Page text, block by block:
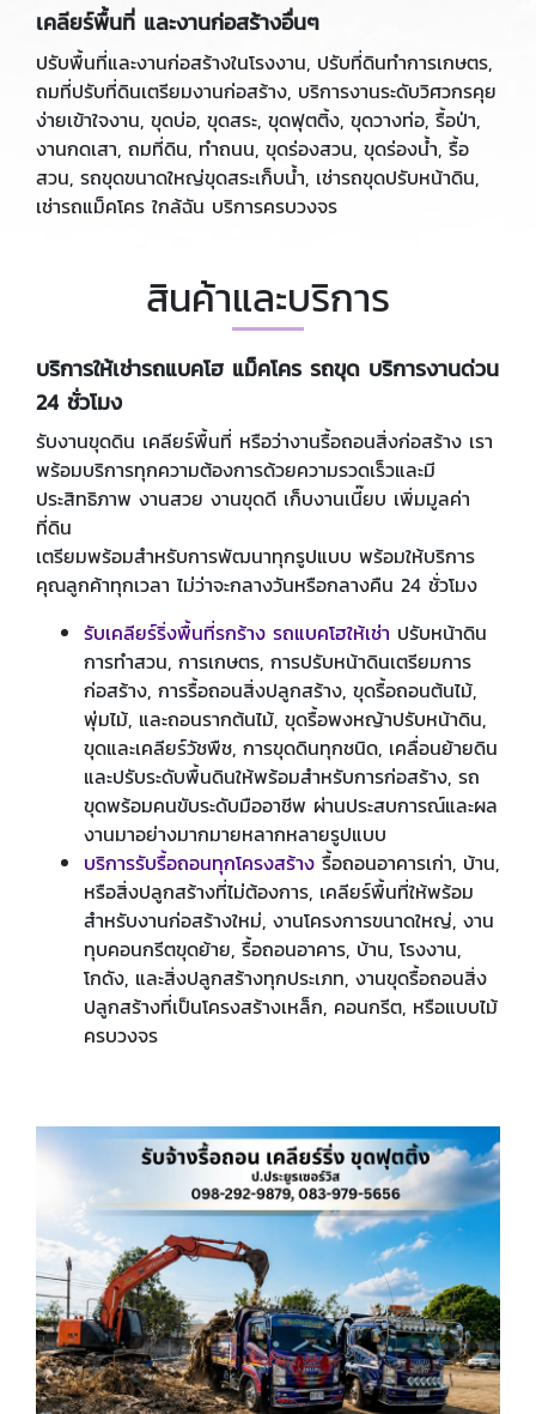
เคลียร์พื้นที่ และงานก่อสร้างอื่นๆ
ปรับพื้นที่และงานก่อสร้างในโรงงาน, ปรับที่ดินทำการเกษตร,
ถมที่ปรับที่ดินเตรียมงานก่อสร้าง, บริการงานระดับวิศวกรคุย
ง่ายเข้าใจงาน, ขุดบ่อ, ขุดสระ, ขุดฟุตติ้ง, ขุดวางท่อ, รื้อป่า,
งานกดเสา, ถมที่ดิน, ทำถนน, ขุดร่องสวน, ขุดร่องน้ำ, รื้อ
สวน, รถขุดขนาดใหญ่ขุดสระเก็บน้ำ, เช่ารถขุดปรับหน้าดิน,
เช่ารถแม็คโคร ใกล้ฉัน บริการครบวงจร
สินค้าและบริการ
บริการให้เช่ารถแบคโฮ แม็คโคร รถขุด บริการงานด่วน
24 ชั่วโมง
รับงานขุดดิน เคลียร์พื้นที่ หรือว่างานรื้อถอนสิ่งก่อสร้าง เรา
พร้อมบริการทุกความต้องการด้วยความรวดเร็วและมี
ประสิทธิภาพ งานสวย งานขุดดี เก็บงานเนี๊ยบ เพิ่มมูลค่า
ที่ดิน
เตรียมพร้อมสำหรับการพัฒนาทุกรูปแบบ พร้อมให้บริการ
คุณลูกค้าทุกเวลา ไม่ว่าจะกลางวันหรือกลางคืน 24 ชั่วโมง
รับเคลียร์ริ่งพื้นที่รกร้าง รถแบคโฮให้เช่า ปรับหน้าดิน
การทำสวน, การเกษตร, การปรับหน้าดินเตรียมการ
ก่อสร้าง, การรื้อถอนสิ่งปลูกสร้าง, ขุดรื้อถอนต้นไม้,
พุ่มไม้, และถอนรากต้นไม้, ขุดรื้อพงหญ้าปรับหน้าดิน,
ขุดและเคลียร์วัชพืช, การขุดดินทุกชนิด, เคลื่อนย้ายดิน
และปรับระดับพื้นดินให้พร้อมสำหรับการก่อสร้าง, รถ
ขุดพร้อมคนขับระดับมืออาชีพ ผ่านประสบการณ์และผล
งานมาอย่างมากมายหลากหลายรูปแบบ
บริการรับรื้อถอนทุกโครงสร้าง รื้อถอนอาคารเก่า, บ้าน,
หรือสิ่งปลูกสร้างที่ไม่ต้องการ, เคลียร์พื้นที่ให้พร้อม
สำหรับงานก่อสร้างใหม่, งานโครงการขนาดใหญ่, งาน
ทุบคอนกรีตขุดย้าย, รื้อถอนอาคาร, บ้าน, โรงงาน,
โกดัง, และสิ่งปลูกสร้างทุกประเภท, งานขุดรื้อถอนสิ่ง
ปลูกสร้างที่เป็นโครงสร้างเหล็ก, คอนกรีต, หรือแบบไม้
ครบวงจร